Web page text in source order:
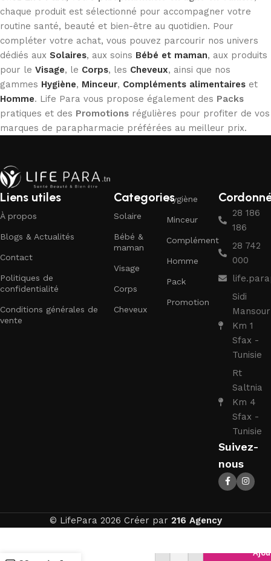
chaque produit est sélectionné pour accompagner votre
routine santé, beauté et bien-être au quotidien. Pour
compléter votre achat, vous pouvez parcourir nos univers
dédiés aux Solaires, aux soins Bébé et maman, aux produits
pour le Visage, le Corps, les Cheveux, ainsi que nos
gammes Hygiène, Minceur, Compléments alimentaires et
Homme. Life Para vous propose également des Packs
pratiques et des Promotions régulières pour profiter de vos
marques de parapharmacie préférées au meilleur prix.
Liens utiles
À propos
Blogs & Actualités
Contact
Politiques de
confidentialité
Conditions générales de
vente
Categories
Solaire
Bébé &
maman
Visage
Corps
Cheveux
Hygiène
Minceur
Complément
Homme
Pack
Promotion
28 186
186
28 742
000
Sidi
Mansour
Km 1
Sfax -
Tunisie
Rt
Saltnia
Km 4
Sfax -
Tunisie
Suivez-
nous
© LifePara 2026 Créer par 216 Agency